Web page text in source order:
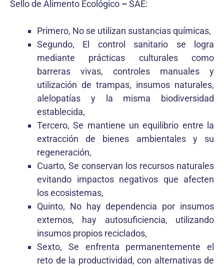
Sello de Alimento Ecológico –SAE:
Primero, No se utilizan sustancias químicas,
Segundo, El control sanitario se logra
mediante prácticas culturales como
barreras vivas, controles manuales y
utilización de trampas, insumos naturales,
alelopatías y la misma biodiversidad
establecida,
Tercero, Se mantiene un equilibrio entre la
extracción de bienes ambientales y su
regeneración,
Cuarto, Se conservan los recursos naturales
evitando impactos negativos que afecten
los ecosistemas,
Quinto, No hay dependencia por insumos
externos, hay autosuficiencia, utilizando
insumos propios reciclados,
Sexto, Se enfrenta permanentemente el
reto de la productividad, con alternativas de